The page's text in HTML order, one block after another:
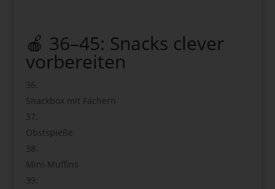
🍎 36–45: Snacks clever
vorbereiten
Snackbox mit Fächern
Obstspieße
Mini-Muffins